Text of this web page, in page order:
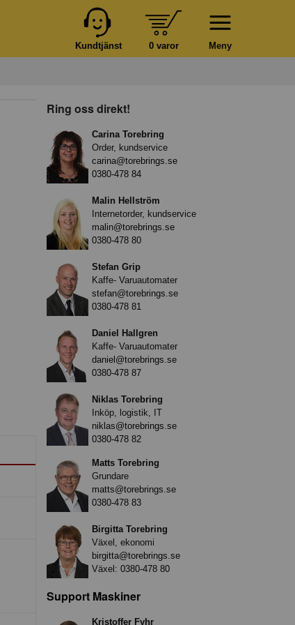
Meny
0 varor
Kundtjänst
Ring oss direkt!
Carina Torebring
Order, kundservice
carina@torebrings.se
0380-478 84
Malin Hellström
Internetorder, kundservice
malin@torebrings.se
0380-478 80
Stefan Grip
Kaffe- Varuautomater
stefan@torebrings.se
0380-478 81
Daniel Hallgren
Kaffe- Varuautomater
daniel@torebrings.se
0380-478 87
Niklas Torebring
Inköp, logistik, IT
niklas@torebrings.se
0380-478 82
Matts Torebring
Grundare
matts@torebrings.se
0380-478 83
Birgitta Torebring
Växel, ekonomi
birgitta@torebrings.se
Växel: 0380-478 80
Support Maskiner
Kristoffer Fyhr